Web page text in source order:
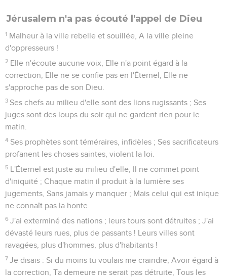
Jérusalem n'a pas écouté l'appel de Dieu
1 Malheur à la ville rebelle et souillée, A la ville pleine
d'oppresseurs !
2 Elle n'écoute aucune voix, Elle n'a point égard à la
correction, Elle ne se confie pas en l'Éternel, Elle ne
s'approche pas de son Dieu.
3 Ses chefs au milieu d'elle sont des lions rugissants ; Ses
juges sont des loups du soir qui ne gardent rien pour le
matin.
4 Ses prophètes sont téméraires, infidèles ; Ses sacrificateurs
profanent les choses saintes, violent la loi.
5 L'Éternel est juste au milieu d'elle, Il ne commet point
d'iniquité ; Chaque matin il produit à la lumière ses
jugements, Sans jamais y manquer ; Mais celui qui est inique
ne connaît pas la honte.
6 J'ai exterminé des nations ; leurs tours sont détruites ; J'ai
dévasté leurs rues, plus de passants ! Leurs villes sont
ravagées, plus d'hommes, plus d'habitants !
7 Je disais : Si du moins tu voulais me craindre, Avoir égard à
la correction, Ta demeure ne serait pas détruite, Tous les